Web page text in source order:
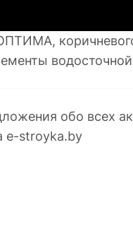
обо всех
e-stroyka.by